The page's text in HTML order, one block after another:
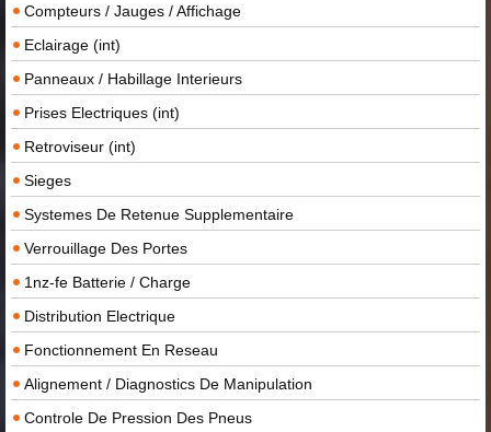
Compteurs / Jauges / Affichage
Eclairage (int)
Panneaux / Habillage Interieurs
Prises Electriques (int)
Retroviseur (int)
Sieges
Systemes De Retenue Supplementaire
Verrouillage Des Portes
1nz-fe Batterie / Charge
Distribution Electrique
Fonctionnement En Reseau
Alignement / Diagnostics De Manipulation
Controle De Pression Des Pneus